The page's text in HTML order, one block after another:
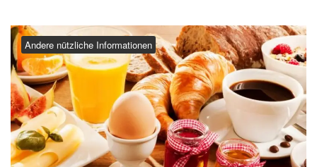
Andere nützliche Informationen